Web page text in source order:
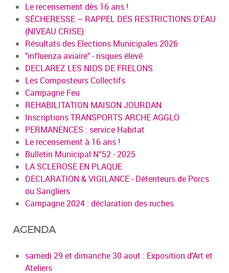
Le recensement dès 16 ans !
SÉCHERESSE – RAPPEL DES RESTRICTIONS D'EAU
(NIVEAU CRISE)
Résultats des Elections Municipales 2026
"influenza aviaire" - risques élevé
DECLAREZ LES NIDS DE FRELONS
Les Composteurs Collectifs
Campagne Feu
REHABILITATION MAISON JOURDAN
Inscriptions TRANSPORTS ARCHE AGGLO
PERMANENCES : service Habitat
Le recensement à 16 ans !
Bulletin Municipal N°52 - 2025
LA SCLEROSE EN PLAQUE
DECLARATION & VIGILANCE - Détenteurs de Porcs
ou Sangliers
Campagne 2024 : déclaration des ruches
AGENDA
samedi 29 et dimanche 30 aout : Exposition d'Art et
Ateliers